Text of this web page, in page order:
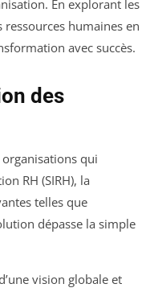
En explorant les
humaines en
avec succès.
des
qui
RH (SIRH), la
telles que
dépasse la simple
vision globale et